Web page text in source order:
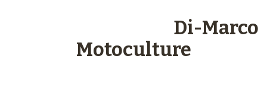
Di-Marco
Motoculture